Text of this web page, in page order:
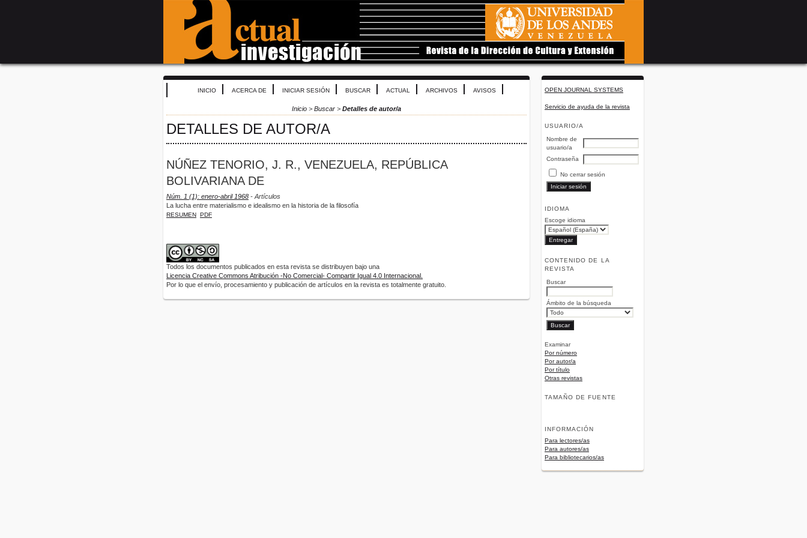
OPEN JOURNAL SYSTEMS
Servicio de ayuda de la revista
USUARIO/A
Nombre de
usuario/a
Contraseña
No cerrar sesión
IDIOMA
Escoge idioma
CONTENIDO DE LA
REVISTA
Buscar
Ámbito de la búsqueda
Examinar
Por número
Por autor/a
Por título
Otras revistas
TAMAÑO DE FUENTE
INFORMACIÓN
Para lectores/as
Para autores/as
Para bibliotecarios/as
INICIO ACERCA DE INICIAR SESIÓN BUSCAR ACTUAL ARCHIVOS AVISOS
Inicio > Buscar > Detalles de autor/a
DETALLES DE AUTOR/A
NÚÑEZ TENORIO, J. R., VENEZUELA, REPÚBLICA
BOLIVARIANA DE
Núm. 1 (1): enero-abril 1968 - Artículos
La lucha entre materialismo e idealismo en la historia de la filosofía
RESUMEN PDF
Todos los documentos publicados en esta revista se distribuyen bajo una
Licencia Creative Commons Atribución -No Comercial- Compartir Igual 4.0 Internacional.
Por lo que el envío, procesamiento y publicación de artículos en la revista es totalmente gratuito.